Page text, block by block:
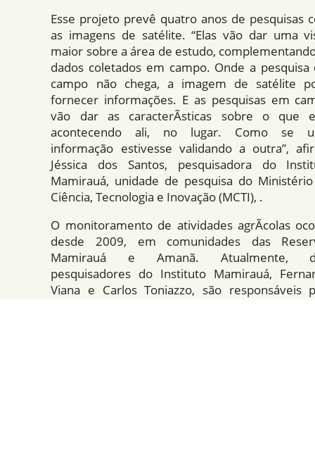
Esse projeto prevê quatro anos de pesquisas
as imagens de satélite. “Elas vão dar uma
maior sobre a área de estudo,
dados coletados em campo. Onde a pesquisa
campo não chega, a imagem de satélite
fornecer informações. E as pesquisas em
vão dar as caracterÃ­sticas sobre o que
acontecendo ali, no lugar. Como se
informação estivesse validando a outra”,
Jéssica dos Santos, pesquisadora do
Mamirauá, unidade de pesquisa do
Ciência, Tecnologia e Inovação (MCTI), .
O monitoramento de atividades agrÃ­colas
desde 2009, em comunidades das
Mamirauá e Amanã. Atualmente,
pesquisadores do Instituto Mamirauá,
Viana e Carlos Toniazzo, são responsáveis